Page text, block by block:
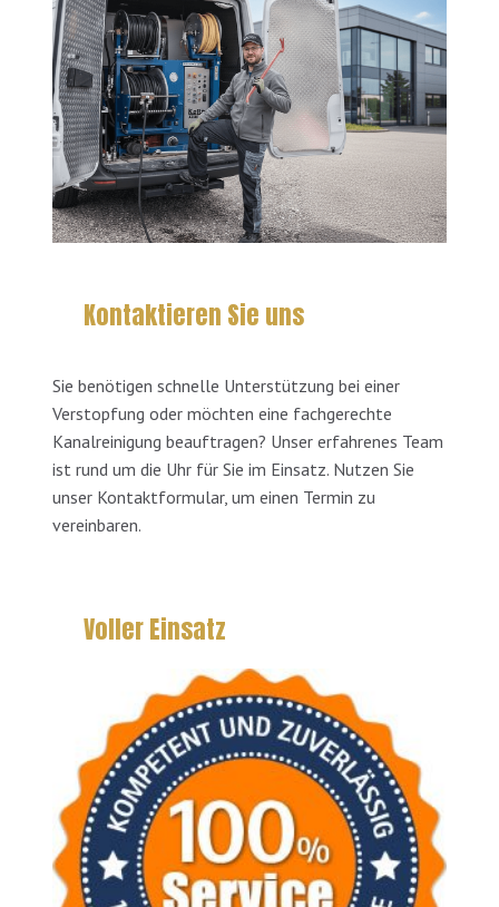
Kontaktieren Sie uns
Sie benötigen schnelle Unterstützung bei einer
Verstopfung oder möchten eine fachgerechte
Kanalreinigung beauftragen? Unser erfahrenes Team
ist rund um die Uhr für Sie im Einsatz. Nutzen Sie
unser Kontaktformular, um einen Termin zu
vereinbaren.
Voller Einsatz